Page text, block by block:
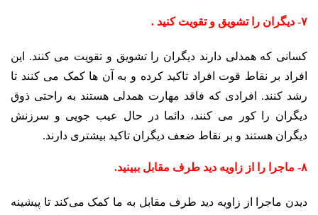
۷- دیگران را تشویق و تقویت کنید .
کسانی که همدلی دارند دیگران را تشویق و تقویت می کنند. این
افراد بر نقاط قوت افراد تاکید کرده و به آن ها کمک می کنند تا
رشد کنند. افرادی که فاقد مهارت همدلی هستند به راحتی ذوق
دیگران را کور می کنند، دائما در حال عیب جویی و سرزنش
دیگران هستند و بر نقاط ضعف دیگران تاکید بیشتری دارند.
۸- ماجرا را از زاویه دید طرف مقابل ببینید.
دیدن ماجرا از زاویه دید طرف مقابل به ما کمک می‌کند تا پیشینه